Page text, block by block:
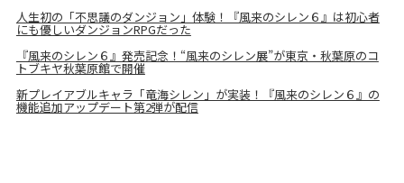
人生初の「不思議のダンジョン」体験！『風来のシレン６』は初心者
にも優しいダンジョンRPGだった
『風来のシレン６』発売記念！“風来のシレン展”が東京・秋葉原のコ
トブキヤ秋葉原館で開催
新プレイアブルキャラ「竜海シレン」が実装！『風来のシレン６』の
機能追加アップデート第2弾が配信